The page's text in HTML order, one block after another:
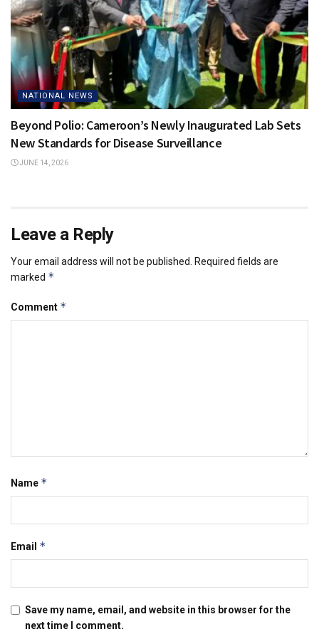
NATIONAL NEWS
Beyond Polio: Cameroon’s Newly Inaugurated Lab Sets
New Standards for Disease Surveillance
JUNE 14, 2026
Leave a Reply
Your email address will not be published.
Required fields are
marked *
Comment *
Name *
Email *
Save my name, email, and website in this browser for the
next time I comment.